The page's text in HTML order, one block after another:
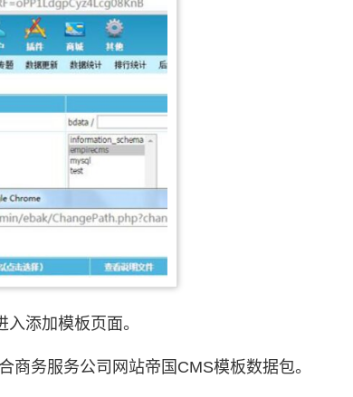
添加模板页面。
商务服务公司网站帝国CMS模板数据包。